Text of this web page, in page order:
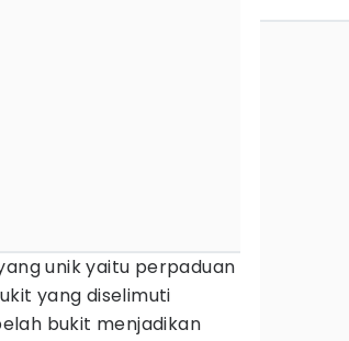
unik yaitu perpaduan
yang diselimuti
bukit menjadikan